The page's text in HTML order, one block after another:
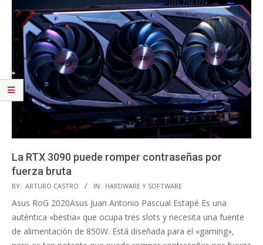
La RTX 3090 puede romper contraseñas por
fuerza bruta
2020-
10-
BY: ARTURO CASTRO IN: HARDWARE Y SOFTWARE
Asus RoG 2020Asus Juan Antonio Pascual Estapé Es una
auténtica «bestia» que ocupa tres slots y necesita una fuente
de alimentación de 850W. Está diseñada para el «gaming»,